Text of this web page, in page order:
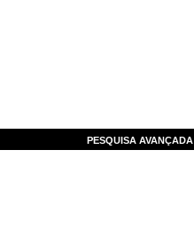
PESQUISA AVANÇADA